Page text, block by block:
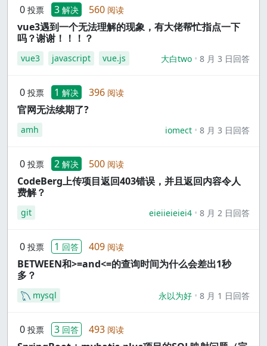
0 投票 3 解决 560 阅读
vue3遇到一个无法理解的现象，有大佬帮忙指点一下
吗？谢谢！！！？
vue3 javascript vue.js 大白two 8 月 3 日回答
0 投票 1 解决 396 阅读
官网无法续期了?
amh iomect 8 月 3 日回答
0 投票 2 解决 500 阅读
CodeBerg上传项目返回403错误，并且返回内容令人
费解？
git eieiieieiei4 8 月 2 日回答
0 投票 1 回答 409 阅读
BETWEEN和>=and<=的查询时间为什么会差出1秒
多？
mysql 永以为好 8 月 1 日回答
0 投票 3 回答 493 阅读